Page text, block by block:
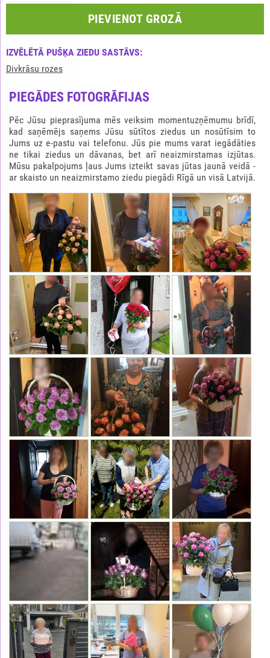
PIEVIENOT GROZĀ
IZVĒLĒTĀ PUŠĶA ZIEDU SASTĀVS:
Divkrāsu rozes
PIEGĀDES FOTOGRĀFIJAS
Pēc Jūsu pieprasījuma mēs veiksim momentuzņēmumu brīdī,
kad saņēmējs saņems Jūsu sūtītos ziedus un nosūtīsim to
Jums uz e-pastu vai telefonu. Jūs pie mums varat iegādāties
ne tikai ziedus un dāvanas, bet arī neaizmirstamas izjūtas.
Mūsu pakalpojums ļaus Jums izteikt savas jūtas jaunā veidā -
ar skaisto un neaizmirstamo ziedu piegādi Rīgā un visā Latvijā.